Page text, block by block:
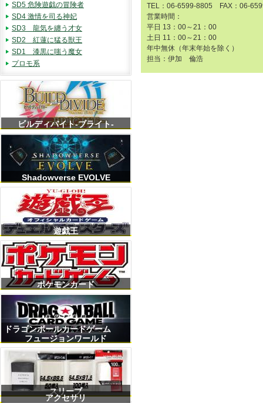
TEL：06-6599-8805 FAX：06-
営業時間：
平日 13：00～21：00
土日 11：00～21：00
年中無休（年末年始を除く）
担当：伊加 倫浩
SD5 危険遊戯の冒険者
SD4 激情を司る神妃
SD3 龍気を纏う才女
SD2 紅蓮に猛る獣王
SD1 漆黒に嗤う魔女
プロモ系
ビルディバイト-ブライト-
Shadowverse EVOLVE
遊戯王
ポケモンカード
ドラゴンボールカードゲーム
フュージョンワールド
スリーブ
アクセサリ